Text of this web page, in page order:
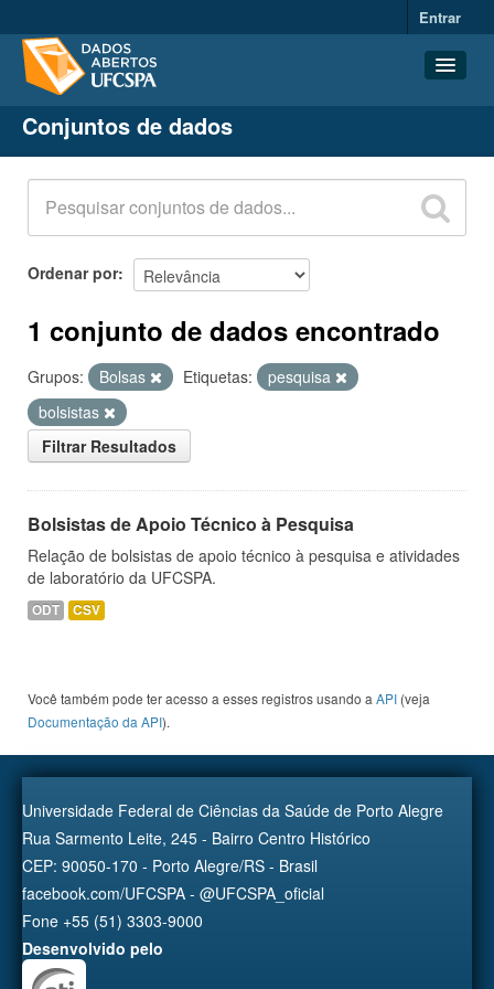
Entrar
Conjuntos de dados
Organizações
Grupos
Sobre
Conjuntos de dados
Ordenar por
1 conjunto de dados encontrado
Grupos: Bolsas Etiquetas:
pesquisa
bolsistas
Filtrar Resultados
Bolsistas de Apoio Técnico à Pesquisa
Relação de bolsistas de apoio técnico à pesquisa e atividades
de laboratório da UFCSPA.
ODT CSV
Você também pode ter acesso a esses registros usando a API (veja
Documentação da API).
Universidade Federal de Ciências da Saúde de Porto Alegre
Rua Sarmento Leite, 245 - Bairro Centro Histórico
CEP: 90050-170 - Porto Alegre/RS - Brasil
facebook.com/UFCSPA - @UFCSPA_oficial
Fone +55 (51) 3303-9000
Desenvolvido pelo